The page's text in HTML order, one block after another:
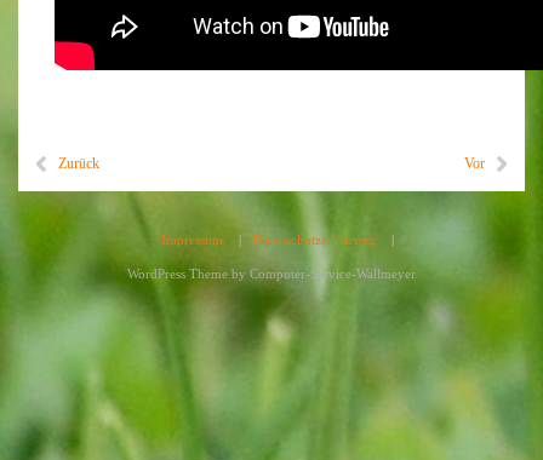
Zurück Vor
Impressum | Datenschutzerklärung |
WordPress Theme by Computer-Service-Wallmeyer